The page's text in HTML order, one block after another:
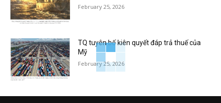
February 25, 2026
TQ tuyên bố kiên quyết đáp trả thuế của
Mỹ
February 25, 2026